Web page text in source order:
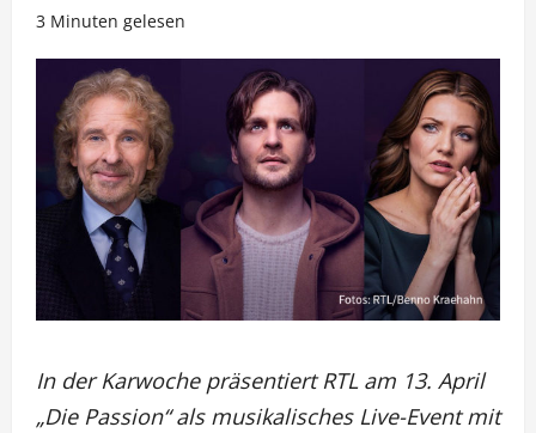
3 Minuten gelesen
In der Karwoche präsentiert RTL am 13. April
„Die Passion“ als musikalisches Live-Event mit